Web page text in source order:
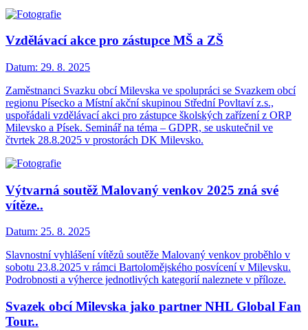
Vzdělávací akce pro zástupce MŠ a ZŠ
Datum: 29. 8. 2025
Zaměstnanci Svazku obcí Milevska ve spolupráci se Svazkem obcí
regionu Písecko a Místní akční skupinou Střední Povltaví z.s.,
uspořádali vzdělávací akci pro zástupce školských zařízení z ORP
Milevsko a Písek. Seminář na téma – GDPR, se uskutečnil ve
čtvrtek 28.8.2025 v prostorách DK Milevsko.
Výtvarná soutěž Malovaný venkov 2025 zná své
vítěze..
Datum: 25. 8. 2025
Slavnostní vyhlášení vítězů soutěže Malovaný venkov proběhlo v
sobotu 23.8.2025 v rámci Bartolomějského posvícení v Milevsku.
Podrobnosti a výherce jednotlivých kategorií naleznete v příloze.
Svazek obcí Milevska jako partner NHL Global Fan
Tour..